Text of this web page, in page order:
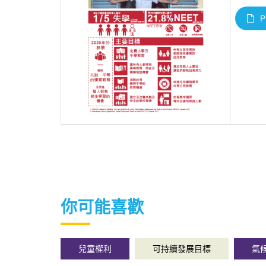
你可能喜歡
兒童權利 可持續發展目標 氣